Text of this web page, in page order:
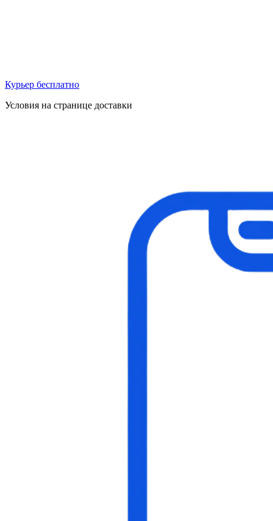
Курьер бесплатно
Условия на странице доставки